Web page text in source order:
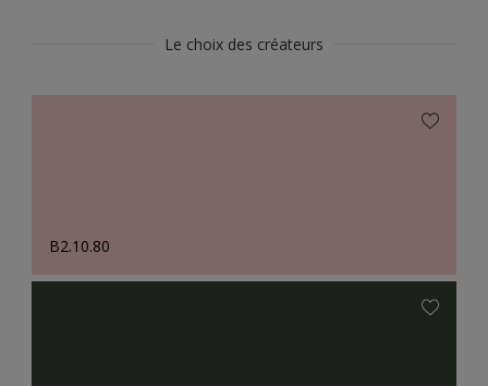
Le choix des créateurs
B2.10.80